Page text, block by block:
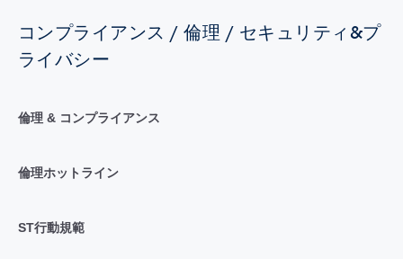
コンプライアンス / 倫理 / セキュリティ&プ
ライバシー
倫理 & コンプライアンス
倫理ホットライン
ST行動規範